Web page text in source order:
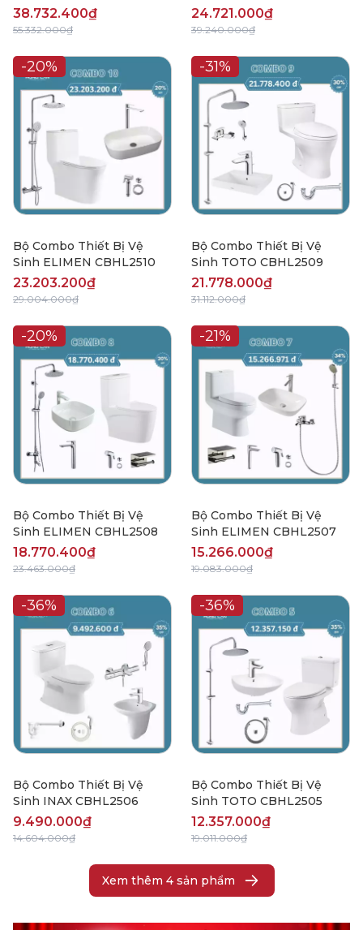
38.732.400₫
55.332.000₫
24.721.000₫
39.240.000₫
-20%
Bộ Combo Thiết Bị Vệ
Sinh ELIMEN CBHL2510
23.203.200₫
29.004.000₫
-31%
Bộ Combo Thiết Bị Vệ
Sinh TOTO CBHL2509
21.778.000₫
31.112.000₫
-20%
Bộ Combo Thiết Bị Vệ
Sinh ELIMEN CBHL2508
18.770.400₫
23.463.000₫
-21%
Bộ Combo Thiết Bị Vệ
Sinh ELIMEN CBHL2507
15.266.000₫
19.083.000₫
-36%
Bộ Combo Thiết Bị Vệ
Sinh INAX CBHL2506
9.490.000₫
14.604.000₫
-36%
Bộ Combo Thiết Bị Vệ
Sinh TOTO CBHL2505
12.357.000₫
19.011.000₫
Xem thêm 4sản phẩm